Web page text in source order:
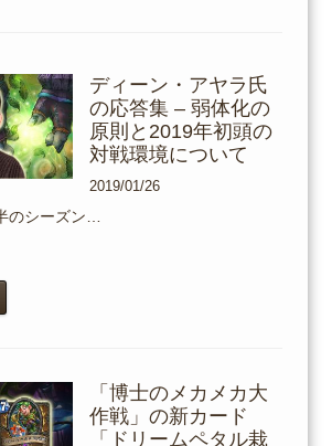
ディーン・アヤラ氏
の応答集 – 弱体化の
原則と2019年初頭の
対戦環境について
2019/01/26
のシーズン…
「博士のメカメカ大
作戦」の新カード
「ドリームペタル栽